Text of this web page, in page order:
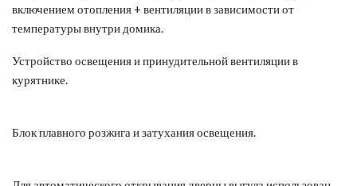
включением отопления + вентиляции в зависимости от
температуры внутри домика.
Устройство освещения и принудительной вентиляции в
курятнике.
Блок плавного розжига и затухания освещения.